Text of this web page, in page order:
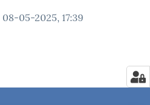
08-05-2025, 17:39